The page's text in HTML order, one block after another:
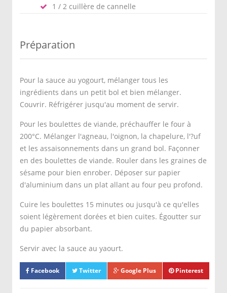
1 / 2 cuillère de cannelle
Préparation
Pour la sauce au yogourt, mélanger tous les
ingrédients dans un petit bol et bien mélanger.
Couvrir. Réfrigérer jusqu'au moment de servir.
Pour les boulettes de viande, préchauffer le four à
200°C. Mélanger l'agneau, l'oignon, la chapelure, l'?uf
et les assaisonnements dans un grand bol. Façonner
en des boulettes de viande. Rouler dans les graines de
sésame pour bien enrober. Déposer sur papier
d'aluminium dans un plat allant au four peu profond.
Cuire les boulettes 15 minutes ou jusqu'à ce qu'elles
soient légèrement dorées et bien cuites. Égoutter sur
du papier absorbant.
Servir avec la sauce au yaourt.
Facebook Twitter Google Plus Pinterest